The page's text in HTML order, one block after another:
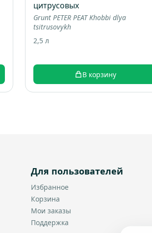
цитрусовых
Grunt PETER PEAT Khobbi dlya
tsitrusovykh
2,5 л
В корзину
Для пользователей
Избранное
Корзина
Мои заказы
Поддержка